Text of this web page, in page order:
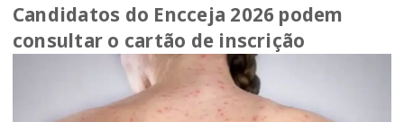
Candidatos do Encceja 2026 podem
consultar o cartão de inscrição